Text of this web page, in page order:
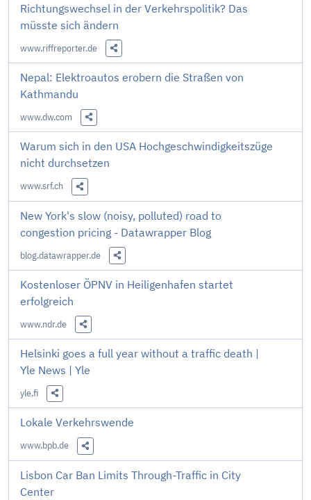
Richtungswechsel in der Verkehrspolitik? Das
müsste sich ändern
www.riffreporter.de
Diesen Link teilen
Nepal: Elektroautos erobern die Straßen von
Kathmandu
www.dw.com
Diesen Link teilen
Warum sich in den USA Hochgeschwindigkeitszüge
nicht durchsetzen
www.srf.ch
Diesen Link teilen
New York's slow (noisy, polluted) road to
congestion pricing - Datawrapper Blog
blog.datawrapper.de
Diesen Link teilen
Kostenloser ÖPNV in Heiligenhafen startet
erfolgreich
www.ndr.de
Diesen Link teilen
Helsinki goes a full year without a traffic death |
Yle News | Yle
yle.fi
Diesen Link teilen
Lokale Verkehrswende
www.bpb.de
Diesen Link teilen
Lisbon Car Ban Limits Through-Traffic in City
Center